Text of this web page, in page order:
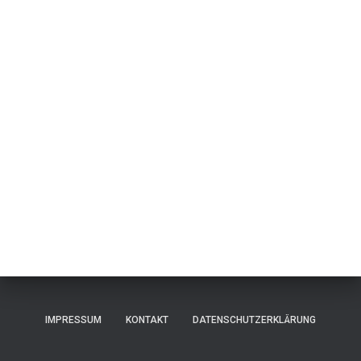
IMPRESSUM KONTAKT DATENSCHUTZERKLÄRUNG